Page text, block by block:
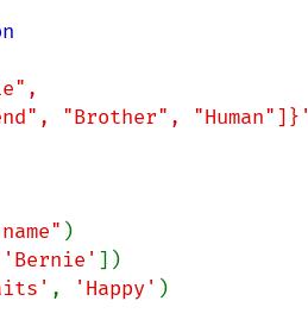
"Brother", "Human"]}'
)
'Bernie' ])
, 'Happy' )